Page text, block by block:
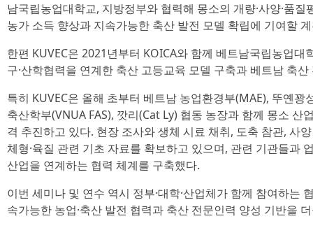
남국립농업대학교, 지방정부와 협력해 몽소의 개량·사양·품
농가 소득 향상과 지속가능한 축산 발전 모델 확립에 기여할
한편 KUVEC은 2021년부터 KOICA와 함께 베트남국립농업대
구·산학협력을 연계한 축산 고등교육 모델 구축과 베트남 축
특히 KUVEC은 올해 초부터 베트남 농업환경부(MAE), 뚜옌
축산학부(VNUA FAS), 깟리(Cat Ly) 협동 농장과 함께 몽소 산
격 추진하고 있다. 현장 조사와 생체 시료 채취, 도축 참관, 사
체형·육질 관련 기초 자료를 확보하고 있으며, 관련 기관들과
산업을 연계하는 협력 체계를 구축했다.
이번 세미나 및 연수 역시 정부·대학·산업체가 함께 참여하는
속가능한 농업·축산 발전 협력과 축산 전문인력 양성 기반을